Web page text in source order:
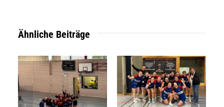
Ähnliche Beiträge